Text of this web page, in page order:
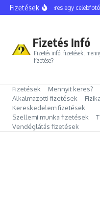
Ugrás a tartalomhoz
Fizetések
Mennyit keres egy
Fizetés Infó
Fizetés infó, fizetések,
fizetése?
Fizetések Mennyit keres?
Alkalmazotti fizetések
Kereskedelem fizetések
Szellemi munka fizetések
Vendéglátás fizetések